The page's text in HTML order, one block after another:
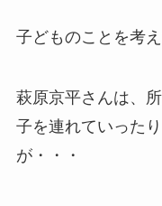
子どものことを考
萩原京平さんは、
子を連れていった
が・・・